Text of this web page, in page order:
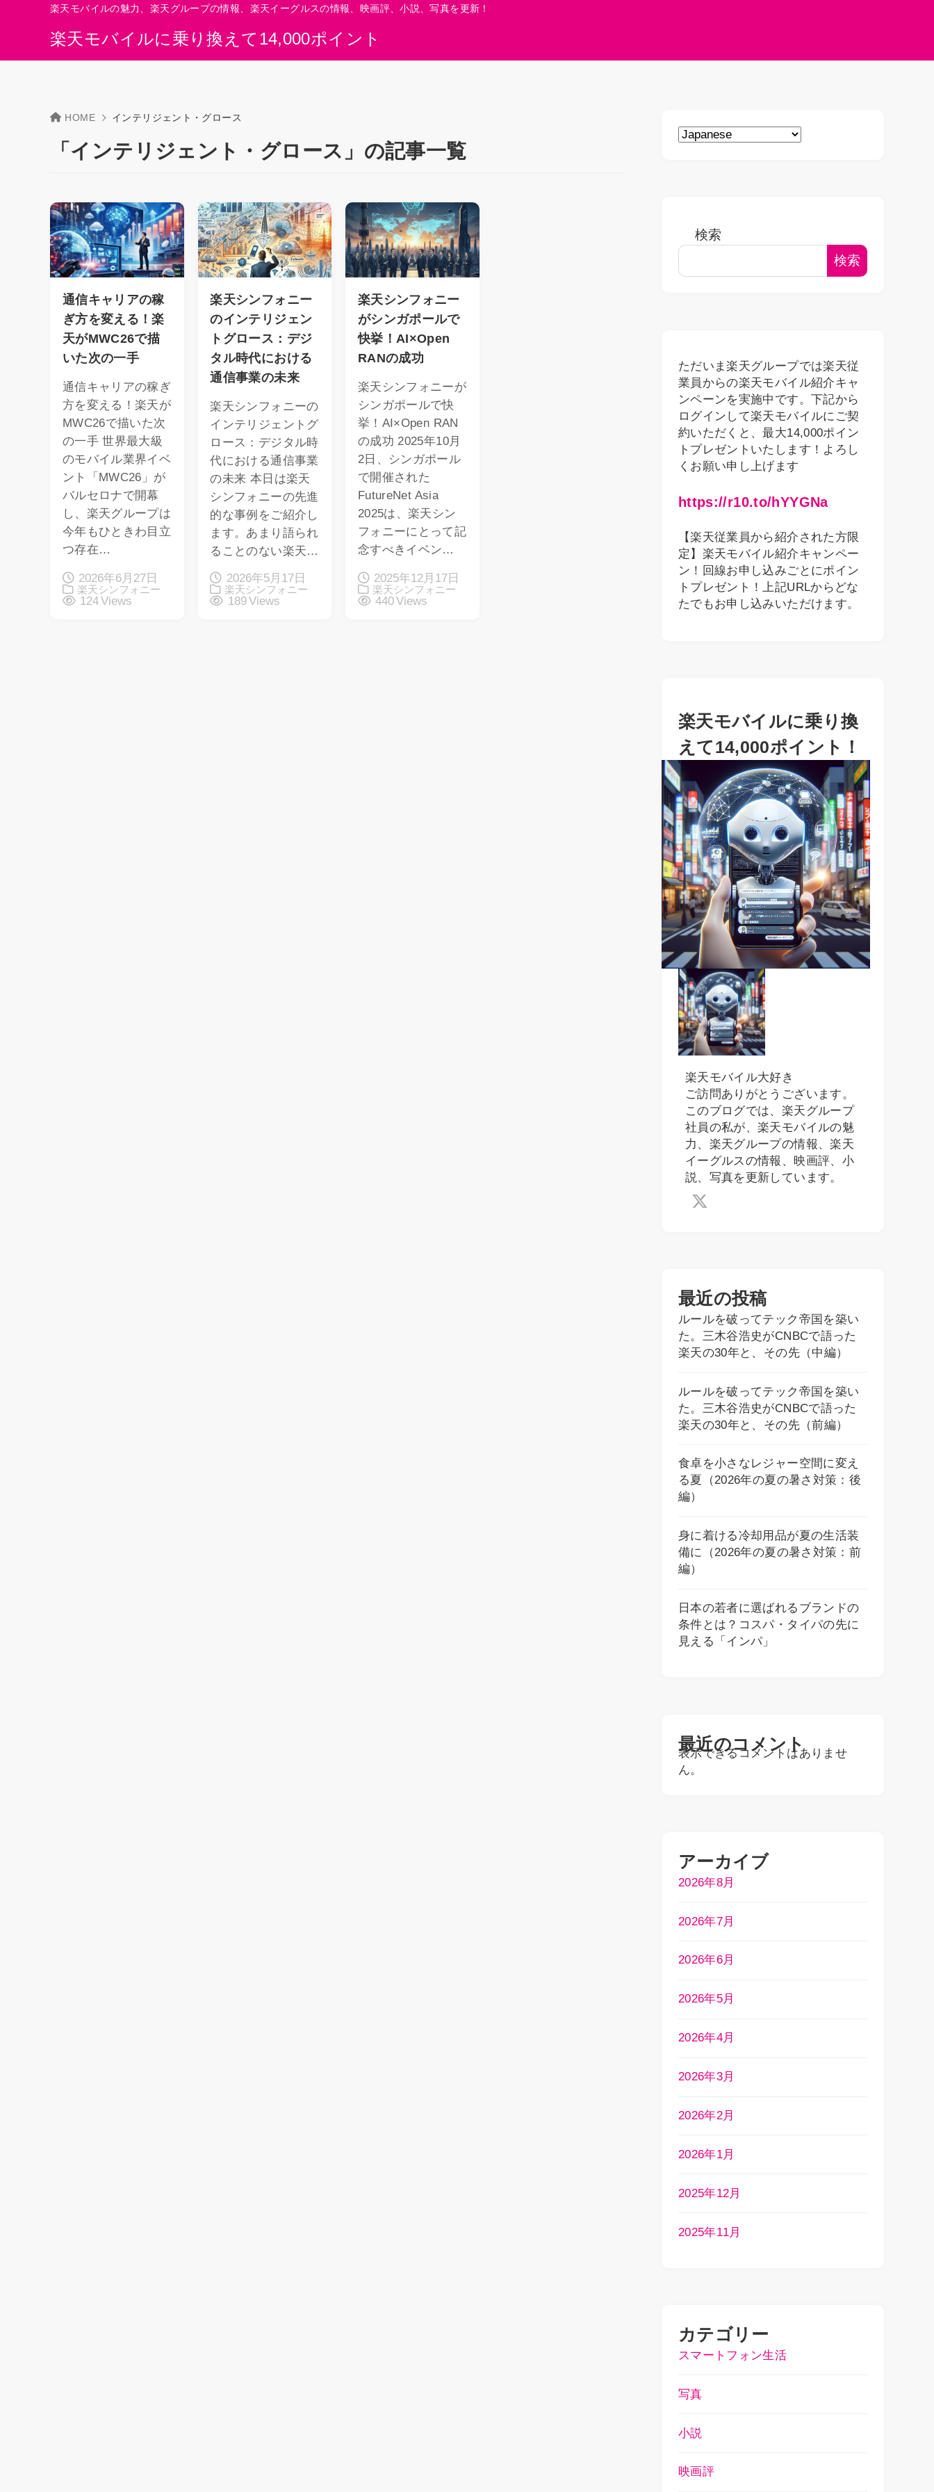
楽天モバイルに乗り換えて14,000ポイント
楽天モバイルの魅力、楽天グループの情報、楽天イーグルスの情報、映画評、小説、写真を更新！
HOME インテリジェント・グロース
「インテリジェント・グロース」の記事一覧
通信キャリアの稼
ぎ方を変える！楽
天がMWC26で描
いた次の一手
通信キャリアの稼ぎ
方を変える！楽天が
MWC26で描いた次
の一手 世界最大級
のモバイル業界イベ
ント「MWC26」が
バルセロナで開幕
し、楽天グループは
今年もひときわ目立
つ存在…
2026年6月27日
楽天シンフォニー
124 Views
楽天シンフォニー
のインテリジェン
トグロース：デジ
タル時代における
通信事業の未来
楽天シンフォニーの
インテリジェントグ
ロース：デジタル時
代における通信事業
の未来 本日は楽天
シンフォニーの先進
的な事例をご紹介し
ます。あまり語られ
ることのない楽天…
2026年5月17日
楽天シンフォニー
189 Views
楽天シンフォニー
がシンガポールで
快挙！AI×Open
RANの成功
楽天シンフォニーが
シンガポールで快
挙！AI×Open RAN
の成功 2025年10月
2日、シンガポール
で開催された
FutureNet Asia
2025は、楽天シン
フォニーにとって記
念すべきイベン…
2025年12月17日
楽天シンフォニー
440 Views
検索
検索
ただいま楽天グループでは楽天従
業員からの楽天モバイル紹介キャ
ンペーンを実施中です。下記から
ログインして楽天モバイルにご契
約いただくと、最大14,000ポイン
トプレゼントいたします！よろし
くお願い申し上げます
https://r10.to/hYYGNa
【楽天従業員から紹介された方限
定】楽天モバイル紹介キャンペー
ン！回線お申し込みごとにポイン
トプレゼント！上記URLからどな
たでもお申し込みいただけます。
楽天モバイルに乗り換
えて14,000ポイント！
楽天モバイル大好き
ご訪問ありがとうございます。
このブログでは、楽天グループ
社員の私が、楽天モバイルの魅
力、楽天グループの情報、楽天
イーグルスの情報、映画評、小
説、写真を更新しています。
最近の投稿
ルールを破ってテック帝国を築い
た。三木谷浩史がCNBCで語った
楽天の30年と、その先（中編）
ルールを破ってテック帝国を築い
た。三木谷浩史がCNBCで語った
楽天の30年と、その先（前編）
食卓を小さなレジャー空間に変え
る夏（2026年の夏の暑さ対策：後
編）
身に着ける冷却用品が夏の生活装
備に（2026年の夏の暑さ対策：前
編）
日本の若者に選ばれるブランドの
条件とは？コスパ・タイパの先に
見える「インパ」
最近のコメント
表示できるコメントはありませ
ん。
アーカイブ
2026年8月
2026年7月
2026年6月
2026年5月
2026年4月
2026年3月
2026年2月
2026年1月
2025年12月
2025年11月
カテゴリー
スマートフォン生活
写真
小説
映画評